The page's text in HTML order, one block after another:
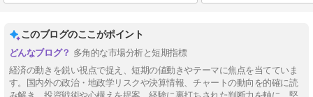
このブログのここがポイント
多角的な市場分析と短期指標
経済の動きを鋭い視点で捉え、短期の値動きやテーマに焦点を当てていま
す。国内外の政治・地政学リスクや決算情報、チャートの動向を的確に読